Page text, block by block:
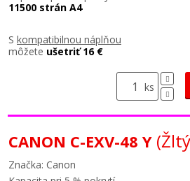
11500 strán A4
S kompatibilnou náplňou
môžete ušetriť 16 €
ks
CANON C-EXV-48 Y
Značka: Canon